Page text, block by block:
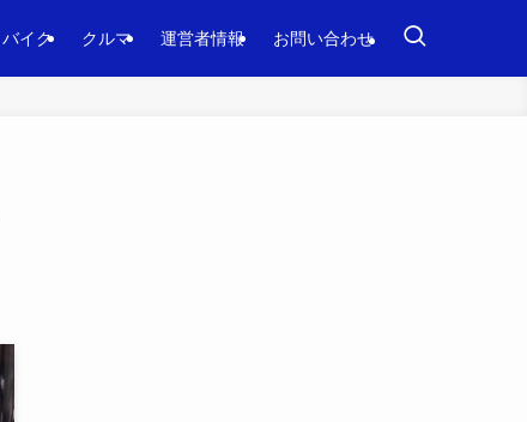
バイク クルマ 運営者情報 お問い合わせ